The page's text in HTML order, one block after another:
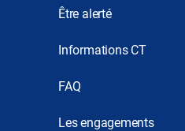
Être alerté
Informations CT
FAQ
Les engagements